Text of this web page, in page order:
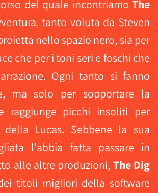
del quale incontriamo The
tanto voluta da Steven
nello spazio nero, sia per
che per i toni seri e foschi che
Ogni tanto si fanno
ma solo per sopportare la
raggiunge picchi insoliti per
della Lucas. Sebbene la sua
l'abbia fatta passare in
alle altre produzioni, The Dig
titoli migliori della software